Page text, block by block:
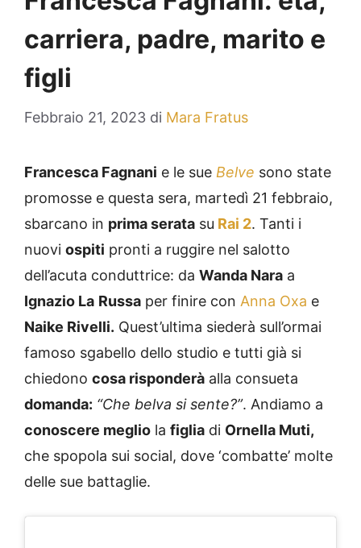
carriera, padre, marito e
figli
Febbraio 21, 2023 di Mara Fratus
Francesca Fagnani e le sue Belve sono state
promosse e questa sera, martedì 21 febbraio,
sbarcano in prima serata su Rai 2. Tanti i
nuovi ospiti pronti a ruggire nel salotto
dell’acuta conduttrice: da Wanda Nara a
Ignazio La Russa per finire con Anna Oxa e
Naike Rivelli. Quest’ultima siederà sull’ormai
famoso sgabello dello studio e tutti già si
chiedono cosa risponderà alla consueta
domanda: “Che belva si sente?”. Andiamo a
conoscere meglio la figlia di Ornella Muti,
che spopola sui social, dove ‘combatte’ molte
delle sue battaglie.